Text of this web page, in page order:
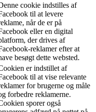
cookie indstilles af
til at levere
når de er på
eller en digital
der drives af
reklamer efter at
besøgt dette websted.
er indstillet af
til at vise relevante
for brugerne og måle
forbedre reklamerne.
sporer også